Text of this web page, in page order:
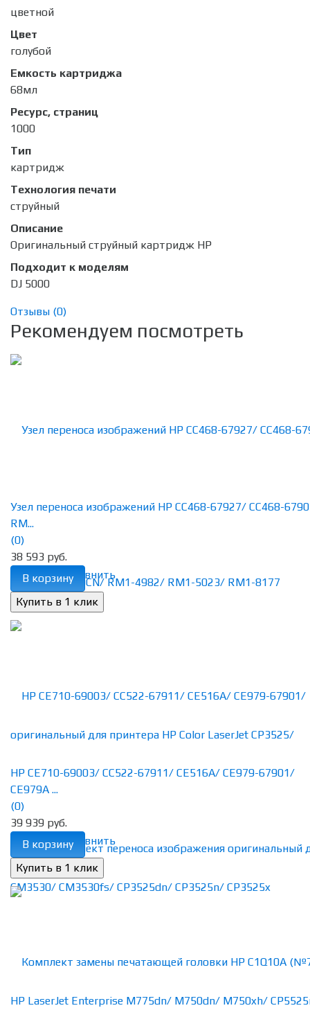
цветной
Цвет
голубой
Емкость картриджа
68мл
Ресурс, страниц
1000
Тип
картридж
Технология печати
струйный
Описание
Оригинальный струйный картридж HP
Подходит к моделям
DJ 5000
Отзывы (0)
Рекомендуем посмотреть
избранное сравнить
Узел переноса изображений HP CC468-67927/ CC468-
RM...
(0)
38 593 руб.
В корзину
избранное сравнить
HP CE710-69003/ CC522-67911/ CE516A/ CE979-67901/
CE979A ...
(0)
39 939 руб.
В корзину